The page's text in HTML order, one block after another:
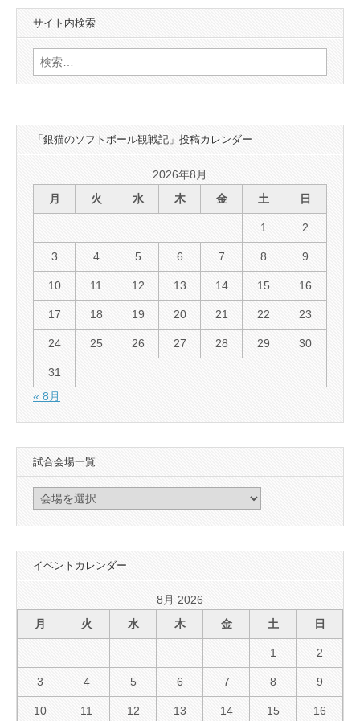
サイト内検索
検
索:
「銀猫のソフトボール観戦記」投稿カレンダー
2026年8月
月
火 水 木 金 土 日
1 2
3 4 5 6 7 8 9
10 11 12 13 14 15 16
17 18 19 20 21 22 23
24 25 26 27 28 29 30
31
« 8月
試合会場一覧
イベントカレンダー
8月 2026
月
火 水 木 金 土 日
1 2
3 4 5 6 7 8 9
10 11 12 13 14 15 16